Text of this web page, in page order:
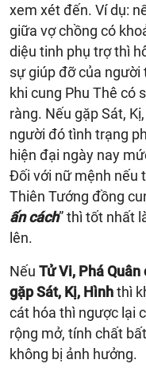
xem xét đến. Ví dụ:
giữa vợ chồng có
diệu tinh phụ trợ thì
sự giúp đỡ của người
khi cung Phu Thê có
ràng. Nếu gặp Sát,
người đó tình trạng
hiện đại ngày nay
Đối với nữ mệnh nếu
Thiên Tướng đồng
ấn cách” thì tốt nhất
lên.
Nếu Tử Vi, Phá Quân
gặp Sát, Kị, Hìnhthì
cát hóa thì ngược lại
rộng mở, tính chất
không bị ảnh hưởng.